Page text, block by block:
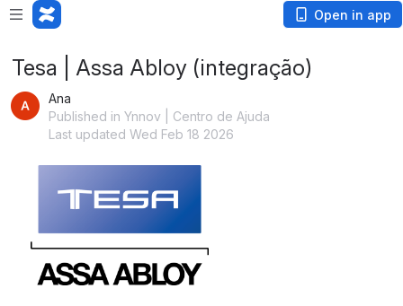
Open in app
Tesa | Assa Abloy (integração)
Ana
Published in Ynnov | Centro de Ajuda
Last updated Wed Feb 18 2026